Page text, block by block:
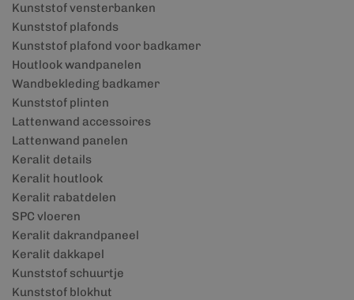
Kunststof vensterbanken
Kunststof plafonds
Kunststof plafond voor badkamer
Houtlook wandpanelen
Wandbekleding badkamer
Kunststof plinten
Lattenwand accessoires
Lattenwand panelen
Keralit details
Keralit houtlook
Keralit rabatdelen
SPC vloeren
Keralit dakrandpaneel
Keralit dakkapel
Kunststof schuurtje
Kunststof blokhut